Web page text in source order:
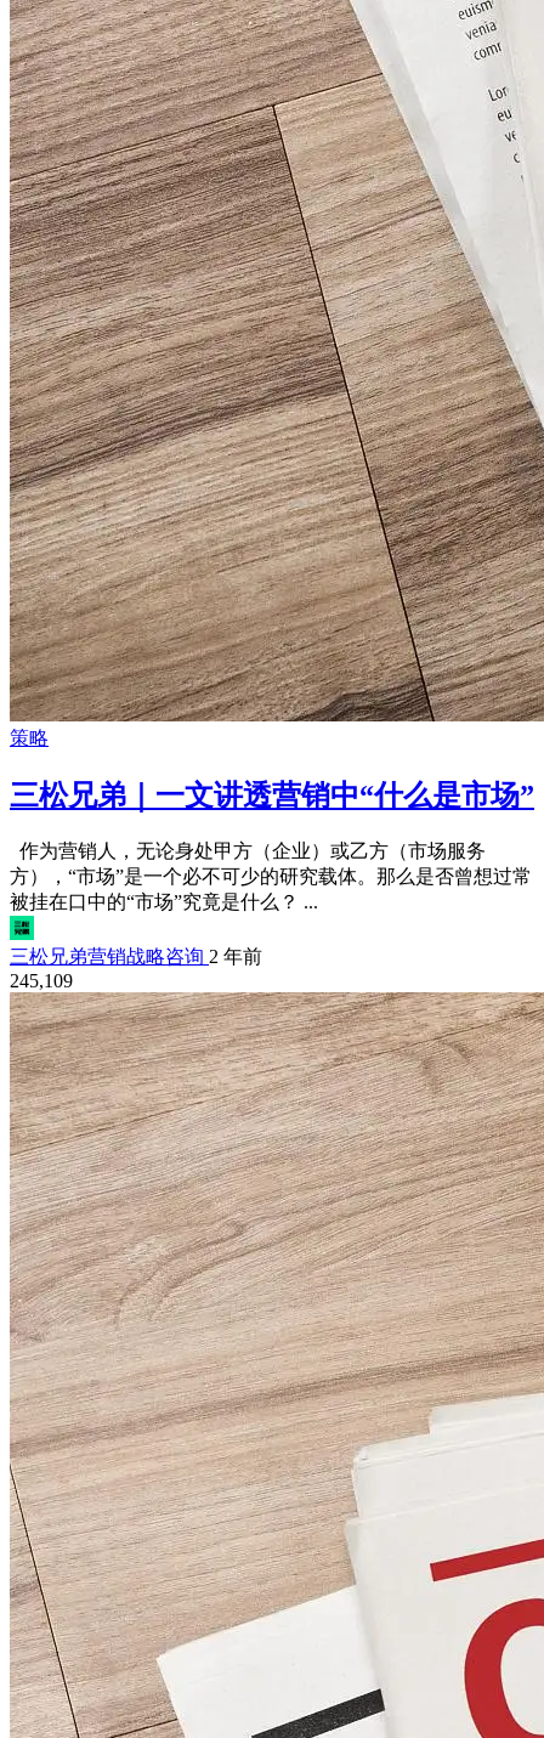
策略
三松兄弟｜一文讲透营销中“什么是市场”
作为营销人，无论身处甲方（企业）或乙方（市场服务
方），“市场”是一个必不可少的研究载体。那么是否曾想过常
被挂在口中的“市场”究竟是什么？ ...
三松兄弟营销战略咨询 2 年前
245,109